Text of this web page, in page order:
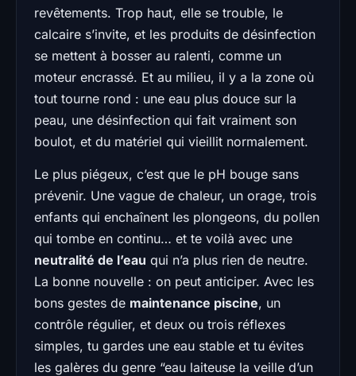
revêtements. Trop haut, elle se trouble, le
calcaire s’invite, et les produits de désinfection
se mettent à bosser au ralenti, comme un
moteur encrassé. Et au milieu, il y a la zone où
tout tourne rond : une eau plus douce sur la
peau, une désinfection qui fait vraiment son
boulot, et du matériel qui vieillit normalement.
Le plus piégeux, c’est que le pH bouge sans
prévenir. Une vague de chaleur, un orage, trois
enfants qui enchaînent les plongeons, du pollen
qui tombe en continu… et te voilà avec une
neutralité de l’eau qui n’a plus rien de neutre.
La bonne nouvelle : on peut anticiper. Avec les
bons gestes de maintenance piscine, un
contrôle régulier, et deux ou trois réflexes
simples, tu gardes une eau stable et tu évites
les galères du genre “eau laiteuse la veille d’un